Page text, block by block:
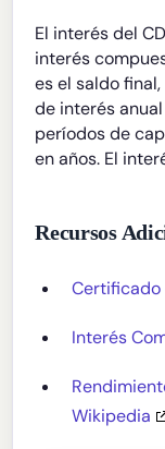
El interés del
interés
es el saldo
de interés
períodos de
en años. El
Recursos
Interés
Wikipedia